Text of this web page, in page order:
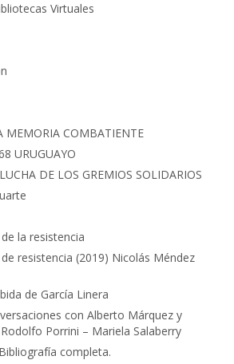
Virtuales
MEMORIA COMBATIENTE
URUGUAYO
DE LOS GREMIOS SOLIDARIOS
la resistencia
resistencia (2019) Nicolás Méndez
de García Linera
con Alberto Márquez y
Porrini – Mariela Salaberry
completa.